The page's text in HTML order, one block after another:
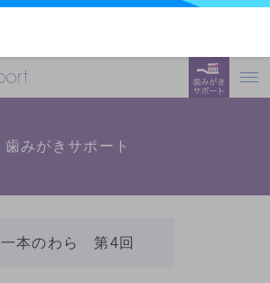
歯みがきサポート
一本のわら 第4回